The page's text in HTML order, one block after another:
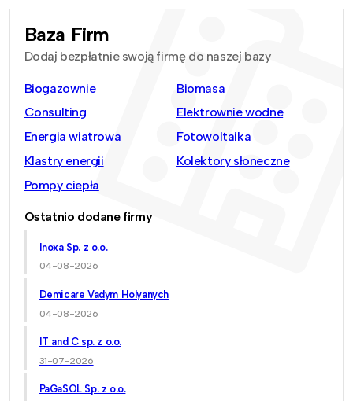
Baza Firm
Dodaj bezpłatnie swoją firmę do naszej bazy
Biogazownie
Biomasa
Consulting
Elektrownie wodne
Energia wiatrowa
Fotowoltaika
Klastry energii
Kolektory słoneczne
Pompy ciepła
Ostatnio dodane firmy
Inoxa Sp. z o.o.
04-08-2026
Demicare Vadym Holyanych
04-08-2026
IT and C sp. z o.o.
31-07-2026
PaGaSOL Sp. z o.o.